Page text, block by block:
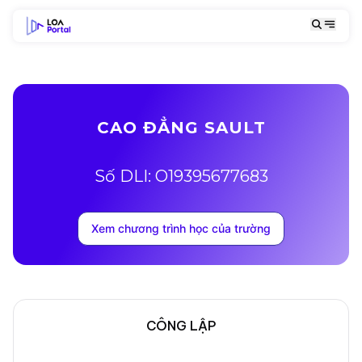
CAO ĐẲNG SAULT
Số DLI: O19395677683
Xem chương trình học của trường
CÔNG LẬP